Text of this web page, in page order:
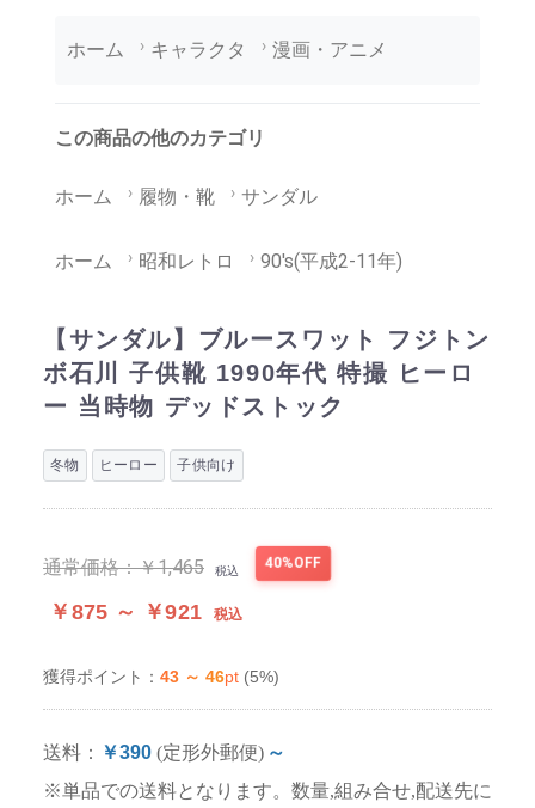
ホーム キャラクタ 漫画・アニメ
この商品の他のカテゴリ
ホーム 履物・靴 サンダル
ホーム 昭和レトロ 90's(平成2-11年)
【サンダル】ブルースワット フジトン
ボ石川 子供靴 1990年代 特撮 ヒーロ
ー 当時物 デッドストック
冬物 ヒーロー 子供向け
通常価格：￥1,465 税込 40%OFF
￥875 ～ ￥921 税込
獲得ポイント： 43 ～ 46pt (5%)
送料： ￥390 (定形外郵便) ～
※単品での送料となります。数量,組み合せ,配送先に